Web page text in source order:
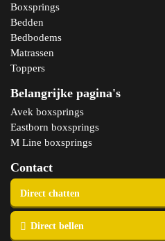
Boxsprings
Bedden
Bedbodems
Matrassen
Toppers
Belangrijke pagina's
Avek boxsprings
Eastborn boxsprings
M Line boxsprings
Contact